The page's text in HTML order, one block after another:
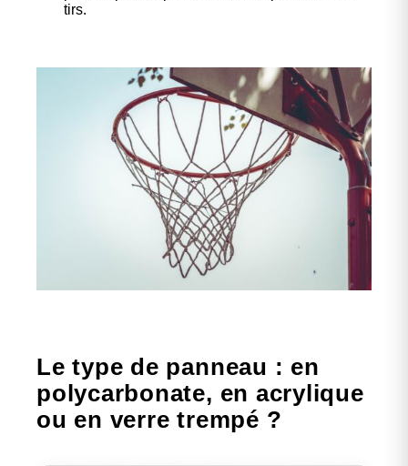
tirs.
Le type de panneau : en
polycarbonate, en acrylique
ou en verre trempé ?